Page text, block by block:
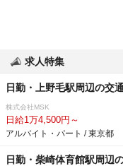
求人特集
日勤・上野毛駅周辺の交
株式会社MSK
日給1万4,500円～
アルバイト・パート / 東京都
日勤・柴崎体育館駅周辺